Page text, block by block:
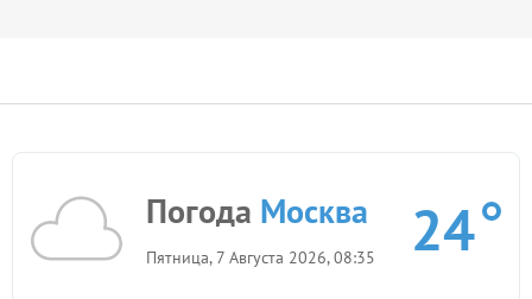
Погода Москва
Пятница, 7 Августа 2026, 08:35 24